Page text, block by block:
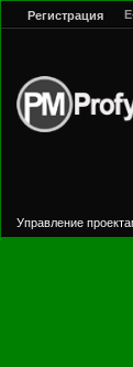
Регистрация
Управление